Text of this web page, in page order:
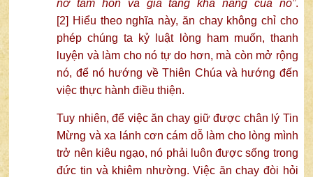
nở tâm hồn và gia tăng khả năng của nó”.
[2] Hiểu theo nghĩa này, ăn chay không chỉ cho
phép chúng ta kỷ luật lòng ham muốn, thanh
luyện và làm cho nó tự do hơn, mà còn mở rộng
nó, để nó hướng về Thiên Chúa và hướng đến
việc thực hành điều thiện.
Tuy nhiên, để việc ăn chay giữ được chân lý Tin
Mừng và xa lánh cơn cám dỗ làm cho lòng mình
trở nên kiêu ngạo, nó phải luôn được sống trong
đức tin và khiêm nhường. Việc ăn chay đòi hỏi